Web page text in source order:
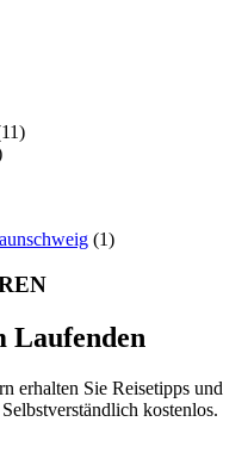
(1)
Laufenden
erhalten Sie Reisetipps und
kostenlos.